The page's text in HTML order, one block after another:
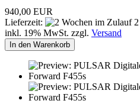
940,00 EUR
Lieferzeit:
2
inkl. 19% MwSt. zzgl. Versand
In den Warenkorb